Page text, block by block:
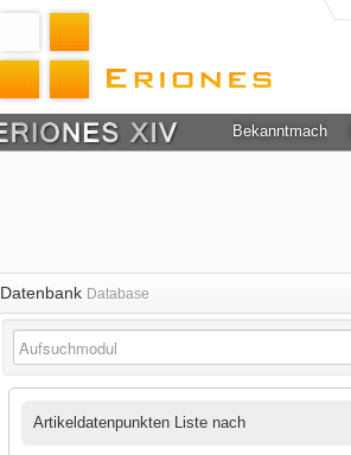
Bekanntmachung
Datenbank Database
Artikeldatenpunkten Liste nach